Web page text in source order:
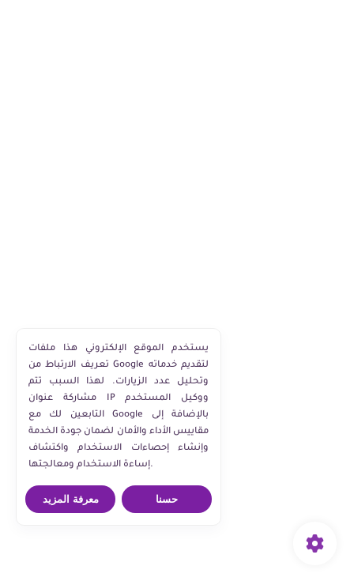
يستخدم الموقع الإلكتروني هذا ملفات
تعريف الارتباط من Google لتقديم خدماته
وتحليل عدد الزيارات. لهذا السبب تتم
مشاركة عنوان IP ووكيل المستخدم
التابعين لك مع Google بالإضافة إلى
مقاييس الأداء والأمان لضمان جودة الخدمة
وإنشاء إحصاءات الاستخدام واكتشاف
إساءة الاستخدام ومعالجتها.
معرفة المزيد حسنا